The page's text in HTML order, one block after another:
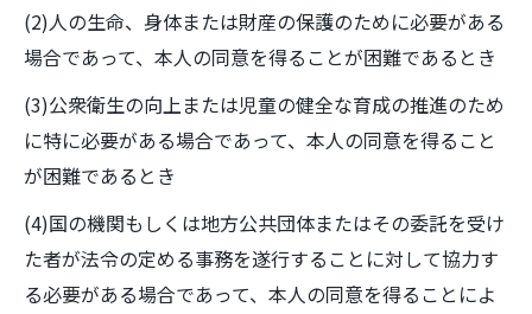
(2)人の生命、身体または財産の保護のために必要がある
場合であって、本人の同意を得ることが困難であるとき
(3)公衆衛生の向上または児童の健全な育成の推進のため
に特に必要がある場合であって、本人の同意を得ること
が困難であるとき
(4)国の機関もしくは地方公共団体またはその委託を受け
た者が法令の定める事務を遂行することに対して協力す
る必要がある場合であって、本人の同意を得ることによ